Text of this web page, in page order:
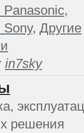
,
, Другие
in7sky
решения